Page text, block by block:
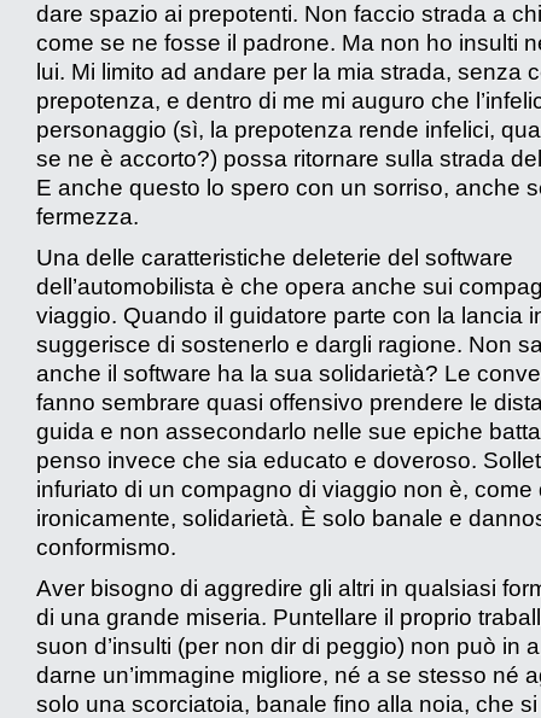
dare spazio ai prepotenti. Non faccio strada a
come se ne fosse il padrone. Ma non ho insulti
lui. Mi limito ad andare per la mia strada, senza
prepotenza, e dentro di me mi auguro che
personaggio (sì, la prepotenza rende infelici,
se ne è accorto?) possa ritornare sulla strada
E anche questo lo spero con un sorriso, anche
fermezza.
Una delle caratteristiche deleterie del software
dell’automobilista è che opera anche sui
viaggio. Quando il guidatore parte con la lancia
suggerisce di sostenerlo e dargli ragione. Non
anche il software ha la sua solidarietà? Le
fanno sembrare quasi offensivo prendere le
guida e non assecondarlo nelle sue epiche
penso invece che sia educato e doveroso.
infuriato di un compagno di viaggio non è, come
ironicamente, solidarietà. È solo banale e
conformismo.
Aver bisogno di aggredire gli altri in qualsiasi
di una grande miseria. Puntellare il proprio
suon d’insulti (per non dir di peggio) non può in
darne un’immagine migliore, né a se stesso né
solo una scorciatoia, banale fino alla noia, che si